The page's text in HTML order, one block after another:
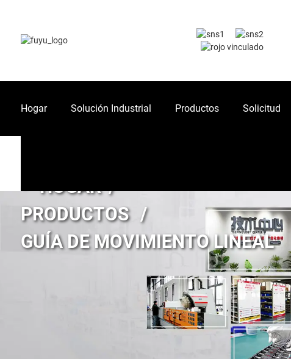
Hogar Solución Industrial Productos Solicitud
HOGAR
PRODUCTOS
GUÍA DE MOVIMIENTO LINEAL